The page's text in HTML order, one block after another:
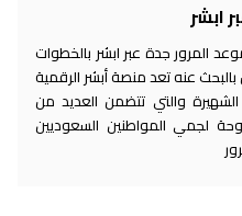
المرور جدة عبر ابشر بالخطوات
عنه تعد منصة أبشر الرقمية
والتي تتضمن العديد من
لجمي المواطنين السعوديين